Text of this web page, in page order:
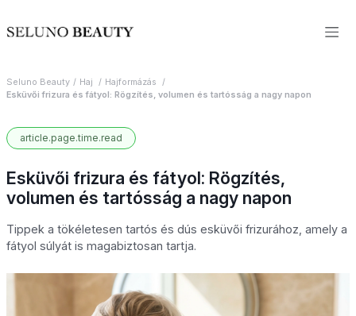
Seluno Beauty Haj
Hajformázás
Esküvői frizura és fátyol: Rögzítés, volumen és tartósság a nagy napon
article.page.time.read
Esküvői frizura és fátyol: Rögzítés,
volumen és tartósság a nagy napon
Tippek a tökéletesen tartós és dús esküvői frizurához, amely a
fátyol súlyát is magabiztosan tartja.